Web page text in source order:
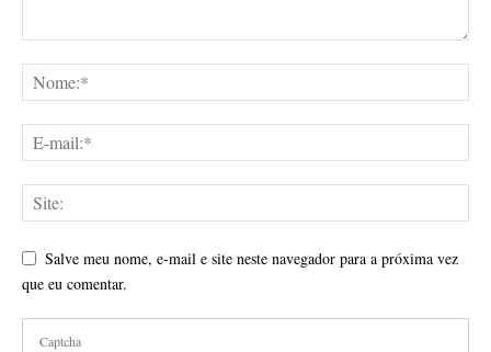
Salve meu nome, e-mail e site neste navegador para a próxima vez
que eu comentar.
Captcha